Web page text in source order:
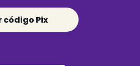
código Pix